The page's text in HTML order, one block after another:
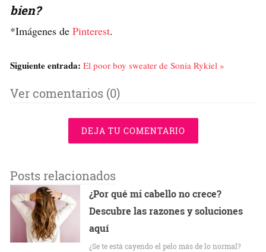
bien?
*Imágenes de Pinterest.
Siguiente entrada: El poor boy sweater de Sonia Rykiel »
Ver comentarios (0)
DEJA TU COMENTARIO
Posts relacionados
¿Por qué mi cabello no crece?
Descubre las razones y soluciones
aquí
¿Se te está cayendo el pelo más de lo normal?